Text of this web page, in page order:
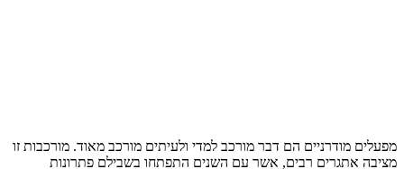
מפעלים מודרניים הם דבר מורכב למדי ולעיתים מורכב מאוד. מורכבות זו
מציבה אתגרים רבים, אשר עם השנים התפתחו בשבילם פתרונות